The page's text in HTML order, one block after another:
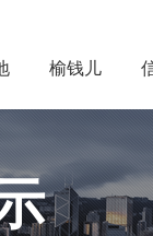
榆钱儿